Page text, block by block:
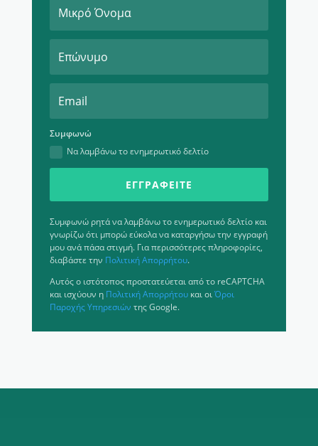
Συμφωνώ
Να λαμβάνω το ενημερωτικό δελτίο
ΕΓΓΡΑΦΕΊΤΕ
Συμφωνώ ρητά να λαμβάνω το ενημερωτικό δελτίο και
γνωρίζω ότι μπορώ εύκολα να καταργήσω την εγγραφή
μου ανά πάσα στιγμή. Για περισσότερες πληροφορίες,
διαβάστε την Πολιτική Απορρήτου.
Αυτός ο ιστότοπος προστατεύεται από το reCAPTCHA
και ισχύουν η Πολιτική Απορρήτουκαι οιΌροι
Παροχής Υπηρεσιών της Google.